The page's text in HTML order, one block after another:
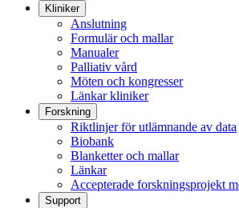
Kliniker
Anslutning
Formulär och mallar
Manualer
Palliativ vård
Möten och kongresser
Länkar kliniker
Forskning
Riktlinjer för utlämnande av data
Biobank
Blanketter och mallar
Länkar
Accepterade forskningsprojekt
Support